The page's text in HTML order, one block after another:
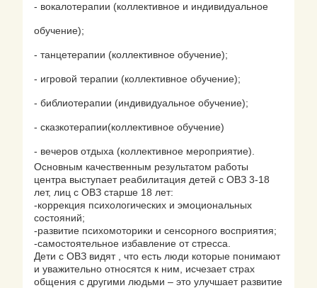
Регистрация
- вокалотерапии (коллективное и индивидуальное
обучение);
- танцетерапии (коллективное обучение);
- игровой терапии (коллективное обучение);
- библиотерапии (индивидуальное обучение);
- сказкотерапии(коллективное обучение)
- вечеров отдыха (коллективное мероприятие).
Основным качественным результатом работы
центра выступает реабилитация детей с ОВЗ 3-18
лет, лиц с ОВЗ старше 18 лет:
-коррекция психологических и эмоциональных
состояний;
-развитие психомоторики и сенсорного восприятия;
-самостоятельное избавление от стресса.
Дети с ОВЗ видят , что есть люди которые понимают
и уважительно относятся к ним, исчезает страх
общения с другими людьми – это улучшает развитие